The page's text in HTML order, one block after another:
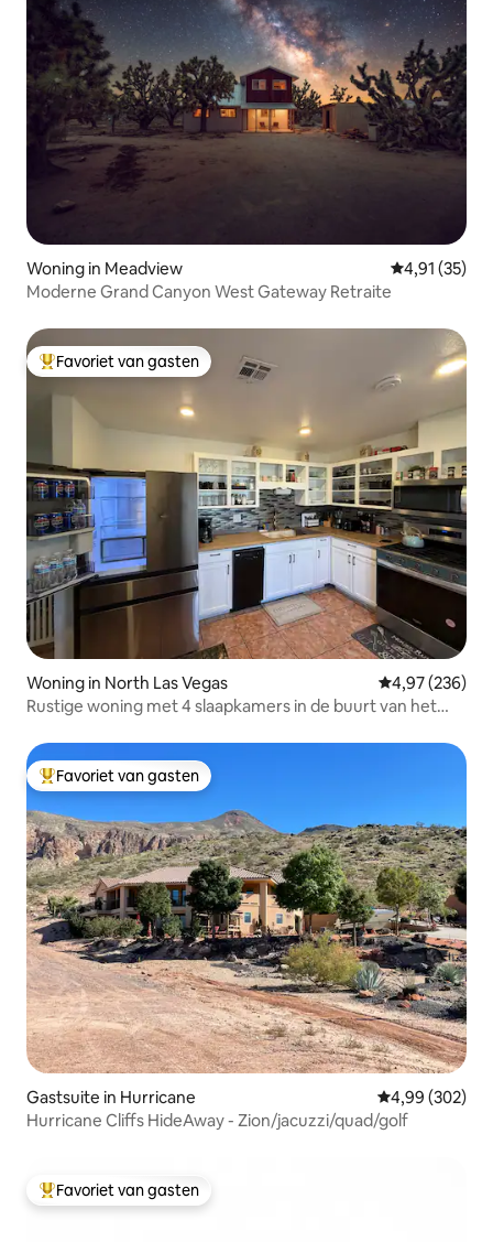
Woning in Meadview Gemiddelde
4,91 (35)
Moderne Grand Canyon West Gateway Retraite
Topfavoriet van gasten
Favoriet van gasten
Woning in North Las Vegas Gemiddelde
4,97 (236)
Rustige woning met 4 slaapkamers in de buurt van het
Topfavoriet van gasten
Favoriet van gasten
Gastsuite in Hurricane Gemiddelde
4,99 (302)
Hurricane Cliffs HideAway - Zion/jacuzzi/quad/golf
Topfavoriet van gasten
Favoriet van gasten